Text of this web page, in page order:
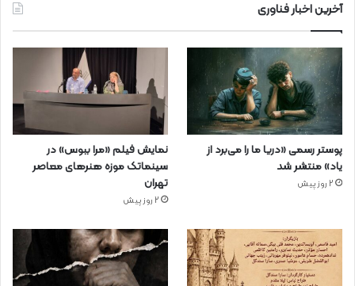
آخرین اخبار فناوری
پوستر رسمی «دریا ما را می‌برد از
یاد» منتشر شد
2 روز پیش
نمایش فیلم «مرا ببوس» در
سینماتک موزه هنرهای معاصر
تهران
2 روز پیش